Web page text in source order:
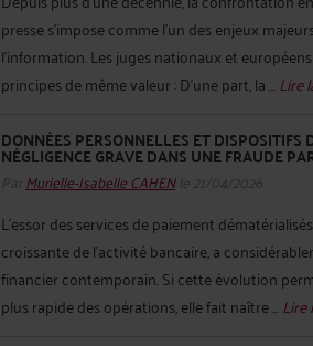
presse s’impose comme l’un des enjeux
l’information. Les juges nationaux et
principes de même valeur : D’une part, la ...Lire
DONNÉES PERSONNELLES ET DISPOSITIFS
NÉGLIGENCE GRAVE DANS UNE FRAUDE
Par Murielle-Isabelle CAHENle 21/04/2026
L’essor des services de paiement
croissante de l’activité bancaire, a
financier contemporain. Si cette évolution
plus rapide des opérations, elle fait naître ...Lire